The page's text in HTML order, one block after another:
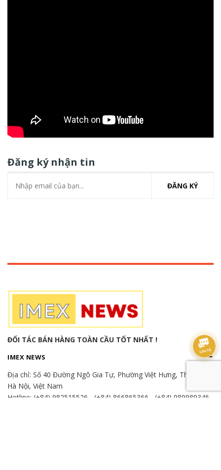
Đăng ký nhận tin
ĐĂNG KÝ
ĐỐI TÁC BÁN HÀNG TOÀN CẦU TỐT NHẤT !
IMEX NEWS
Địa chỉ: Số 40 Đường Ngô Gia Tự, Phường Việt Hưng, Thành phố
Hà Nội, Việt Nam
Hotline: (+84) 982515526 (+84) 866865366
(+84) 989989346